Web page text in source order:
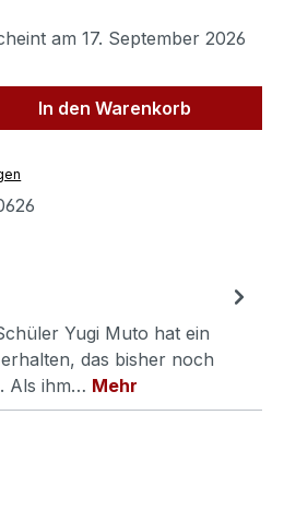
am 17. September 2026
Gib den
In den Warenkorb
Yugi Muto hat ein
das bisher noch
Als ihm… Mehr